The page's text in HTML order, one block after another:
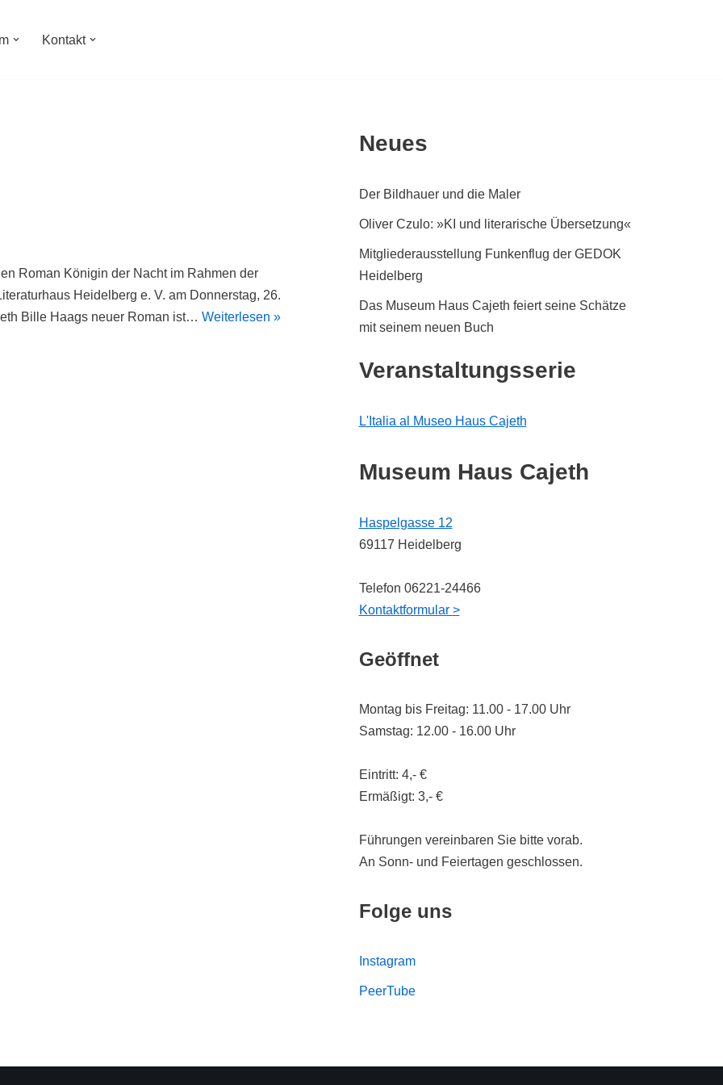
Kontakt
Roman Königin der Nacht im Rahmen der
Heidelberg e. V. am Donnerstag, 26.
Bille Haags neuer Roman ist… Weiterlesen »
Neues
Der Bildhauer und die Maler
Oliver Czulo: »KI und literarische Übersetzung«
Mitgliederausstellung Funkenflug der GEDOK
Heidelberg
Das Museum Haus Cajeth feiert seine Schätze
mit seinem neuen Buch
Veranstaltungsserie
L'Italia al Museo Haus Cajeth
Museum Haus Cajeth
Haspelgasse 12
69117 Heidelberg
Telefon 06221-24466
Kontaktformular >
Geöffnet
Montag bis Freitag: 11.00 - 17.00 Uhr
Samstag: 12.00 - 16.00 Uhr
Eintritt: 4,- €
Ermäßigt: 3,- €
Führungen vereinbaren Sie bitte vorab.
An Sonn- und Feiertagen geschlossen.
Folge uns
Instagram
PeerTube